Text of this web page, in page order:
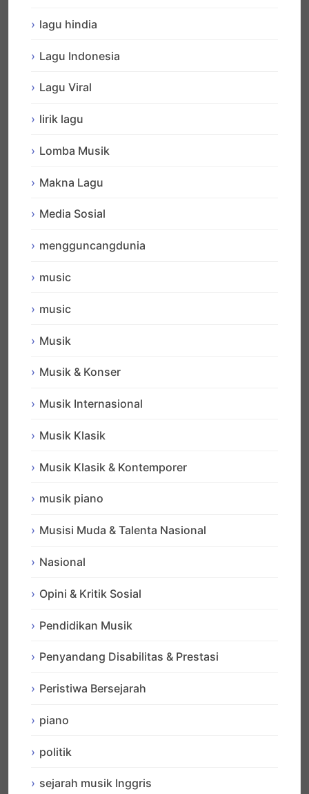
lagu hindia
Lagu Indonesia
Lagu Viral
lirik lagu
Lomba Musik
Makna Lagu
Media Sosial
mengguncangdunia
music
music
Musik
Musik & Konser
Musik Internasional
Musik Klasik
Musik Klasik & Kontemporer
musik piano
Musisi Muda & Talenta Nasional
Nasional
Opini & Kritik Sosial
Pendidikan Musik
Penyandang Disabilitas & Prestasi
Peristiwa Bersejarah
piano
politik
sejarah musik Inggris